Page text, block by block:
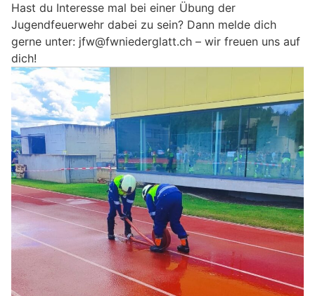
Hast du Interesse mal bei einer Übung der
Jugendfeuerwehr dabei zu sein? Dann melde dich
gerne unter: jfw@fwniederglatt.ch – wir freuen uns auf
dich!